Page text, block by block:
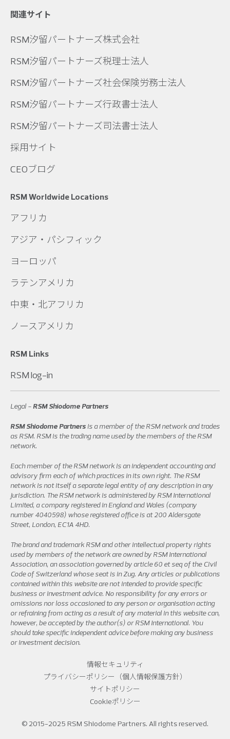
関連サイト
RSM汐留パートナーズ株式会社
RSM汐留パートナーズ税理士法人
RSM汐留パートナーズ社会保険労務士法人
RSM汐留パートナーズ行政書士法人
RSM汐留パートナーズ司法書士法人
採用サイト
CEOブログ
RSM Worldwide Locations
アフリカ
アジア・パシフィック
ヨーロッパ
ラテンアメリカ
中東・北アフリカ
ノースアメリカ
RSM Links
RSM log-in
Legal -RSM Shiodome Partners
RSM Shiodome Partners is a member of the RSM network and trades
as RSM. RSM is the trading name used by the members of the RSM
network.
Each member of the RSM network is an independent accounting and
advisory firm each of which practices in its own right. The RSM
network is not itself a separate legal entity of any description in any
jurisdiction. The RSM network is administered by RSM International
Limited, a company registered in England and Wales (company
number 4040598) whose registered office is at 200 Aldersgate
Street, London, EC1A 4HD.
The brand and trademark RSM and other intellectual property rights
used by members of the network are owned by RSM International
Association, an association governed by article 60 et seq of the Civil
Code of Switzerland whose seat is in Zug. Any articles or publications
contained within this website are not intended to provide specific
business or investment advice. No responsibility for any errors or
omissions nor loss occasioned to any person or organisation acting
or refraining from acting as a result of any material in this website can,
however, be accepted by the author(s) or RSM International. You
should take specific independent advice before making any business
or investment decision.
情報セキュリティ
プライバシーポリシー（個人情報保護方針）
サイトポリシー
Cookieポリシー
© 2015-2025 RSM Shiodome Partners. All rights reserved.